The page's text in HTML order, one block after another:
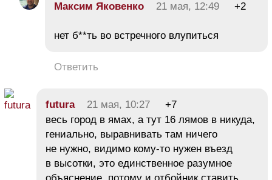
Максим Яковенко 21 мая, 12:49 +2
нет б**ть во встречного влупиться
Ответить
futura 21 мая, 10:27
+7
весь город в ямах, а тут 16 лямов в никуда,
гениально, выравнивать там ничего
не нужно, видимо кому-то нужен въезд
в высотки, это единственное разумное